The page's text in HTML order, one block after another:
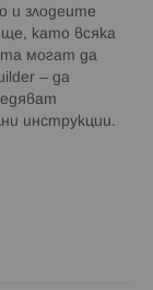
и злодеите
като всяка
могат да
– да
инструкции.